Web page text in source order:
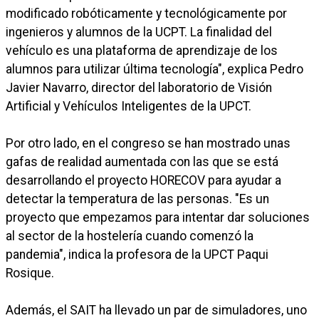
modificado robóticamente y tecnológicamente por
ingenieros y alumnos de la UCPT. La finalidad del
vehículo es una plataforma de aprendizaje de los
alumnos para utilizar última tecnología", explica Pedro
Javier Navarro, director del laboratorio de Visión
Artificial y Vehículos Inteligentes de la UPCT.
Por otro lado, en el congreso se han mostrado unas
gafas de realidad aumentada con las que se está
desarrollando el proyecto HORECOV para ayudar a
detectar la temperatura de las personas. "Es un
proyecto que empezamos para intentar dar soluciones
al sector de la hostelería cuando comenzó la
pandemia", indica la profesora de la UPCT Paqui
Rosique.
Además, el SAIT ha llevado un par de simuladores, uno